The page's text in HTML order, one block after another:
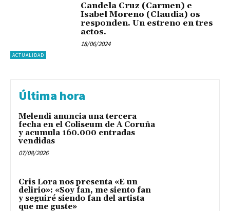
ACTUALIDAD
Candela Cruz (Carmen) e
Isabel Moreno (Claudia) os
responden. Un estreno en tres
actos.
18/06/2024
Última hora
Melendi anuncia una tercera
fecha en el Coliseum de A Coruña
y acumula 160.000 entradas
vendidas
07/08/2026
Cris Lora nos presenta «E un
delirio»: «Soy fan, me siento fan
y seguiré siendo fan del artista
que me guste»